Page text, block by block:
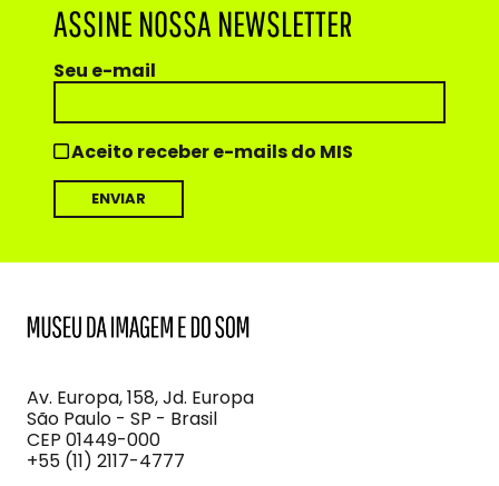
ASSINE NOSSA NEWSLETTER
Seu e-mail
Aceito receber e-mails do MIS
Imagem
e
do
Som
Av. Europa, 158, Jd. Europa
São Paulo - SP - Brasil
CEP 01449-000
+55 (11) 2117-4777